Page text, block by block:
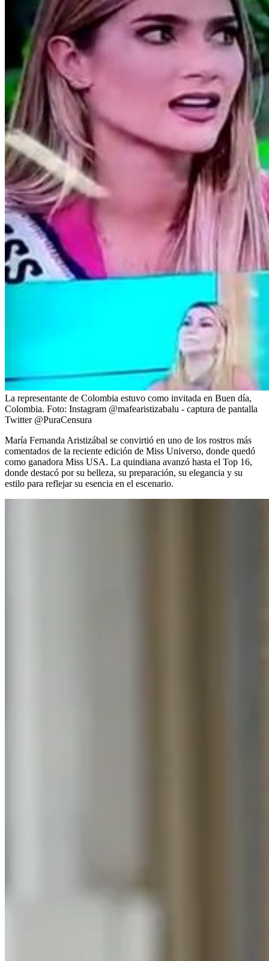
La representante de Colombia estuvo como invitada en Buen día,
Colombia. Foto: Instagram @mafearistizabalu - captura de pantalla
Twitter @PuraCensura
María Fernanda Aristizábal se convirtió en uno de los rostros más
comentados de la reciente edición de Miss Universo, donde quedó
como ganadora Miss USA. La quindiana avanzó hasta el Top 16,
donde destacó por su belleza, su preparación, su elegancia y su
estilo para reflejar su esencia en el escenario.